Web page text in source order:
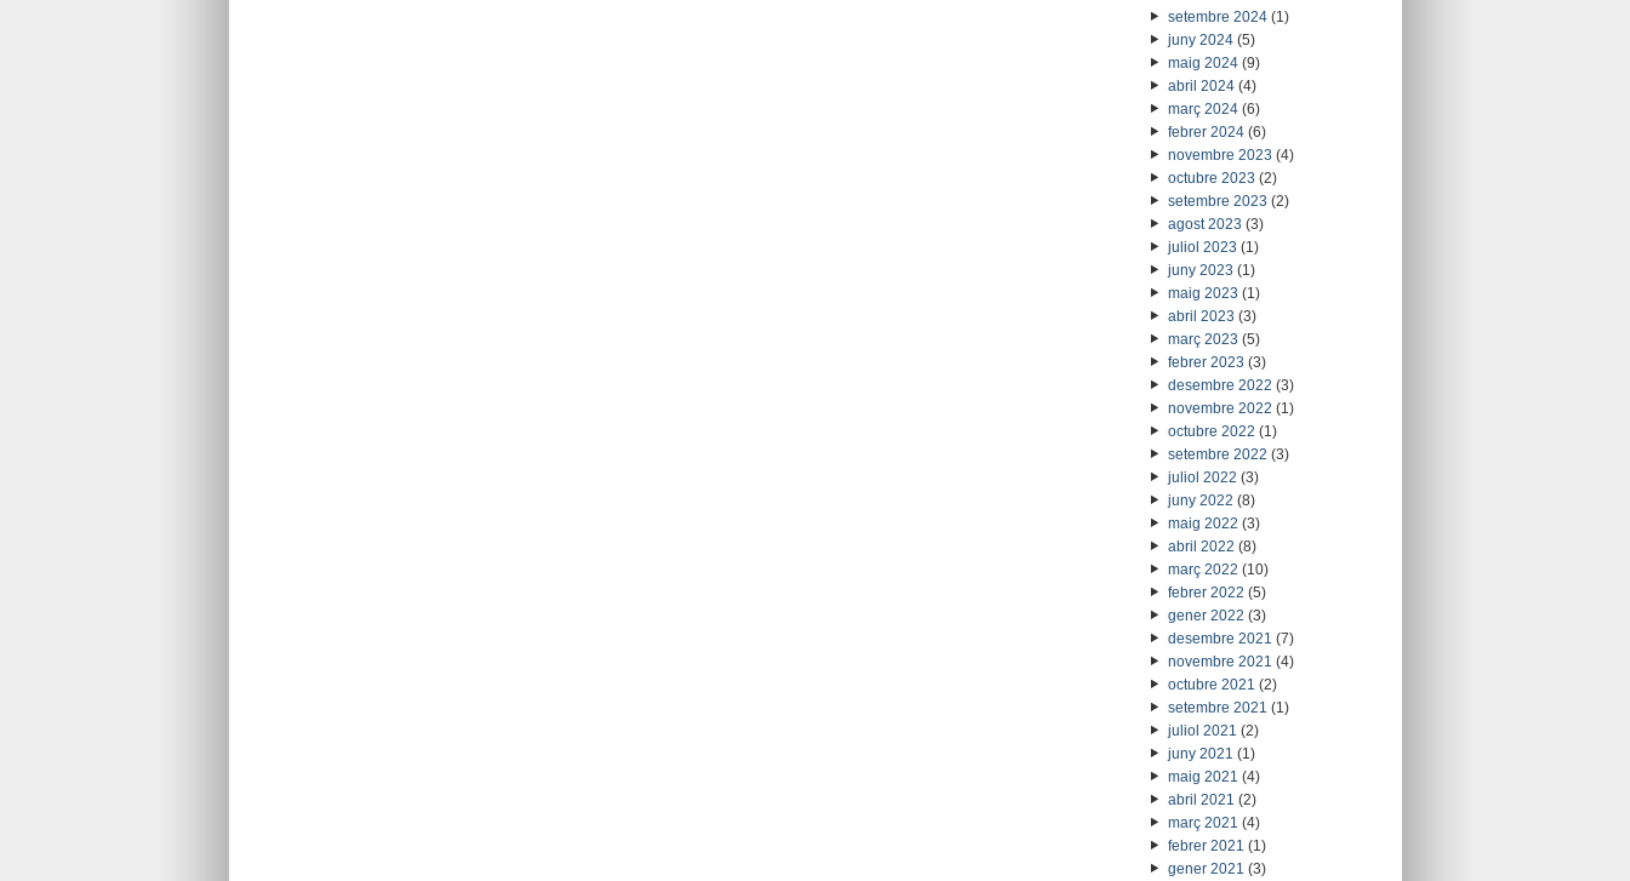
setembre 2024(1)
juny 2024(5)
maig 2024(9)
abril 2024(4)
març 2024(6)
febrer 2024(6)
novembre 2023 (4)
octubre 2023 (2)
setembre 2023 (2)
agost 2023 (3)
juliol 2023 (1)
juny 2023 (1)
maig 2023 (1)
abril 2023 (3)
març 2023 (5)
febrer 2023 (3)
desembre 2022 (3)
novembre 2022 (1)
octubre 2022 (1)
setembre 2022 (3)
juliol 2022 (3)
juny 2022 (8)
maig 2022 (3)
abril 2022 (8)
març 2022 (10)
febrer 2022 (5)
gener 2022 (3)
desembre 2021 (7)
novembre 2021 (4)
octubre 2021 (2)
setembre 2021 (1)
juliol 2021 (2)
juny 2021 (1)
maig 2021 (4)
abril 2021 (2)
març 2021 (4)
febrer 2021 (1)
gener 2021 (3)